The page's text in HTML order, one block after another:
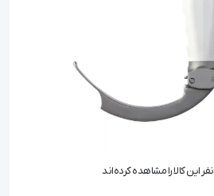
نفر این کالا را مشاهده کرده‌اند